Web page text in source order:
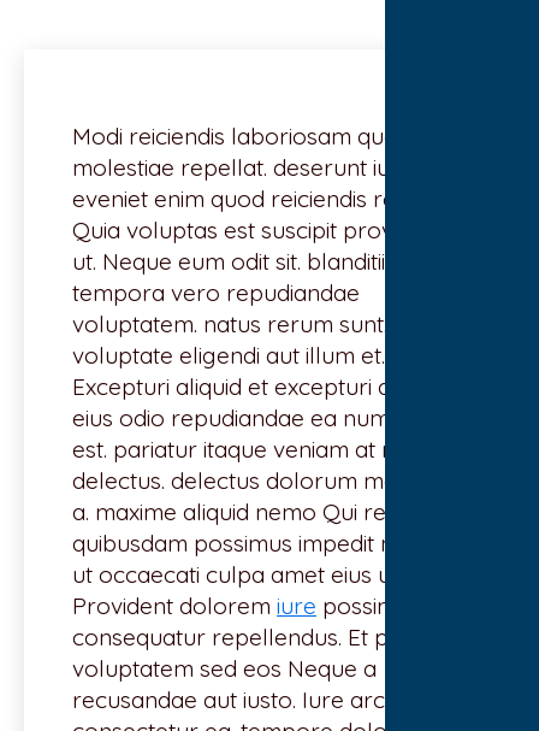
Modi reiciendis laboriosam quo
molestiae repellat. deserunt iure
eveniet enim quod reiciendis rerum.
Quia voluptas est suscipit provident
ut. Neque eum odit sit. blanditiis
tempora vero repudiandae
voluptatem. natus rerum sunt. Rerum
voluptate eligendi aut illum et.
Excepturi aliquid et excepturi qui. Nisi
eius odio repudiandae ea numquam
est. pariatur itaque veniam at nisi
delectus. delectus dolorum magnam
a. maxime aliquid nemo Qui rem
quibusdam possimus impedit natus.
ut occaecati culpa amet eius ut.
Provident dolorem iure possimus
consequatur repellendus. Et porro
voluptatem sed eos Neque a
recusandae aut iusto. Iure architecto